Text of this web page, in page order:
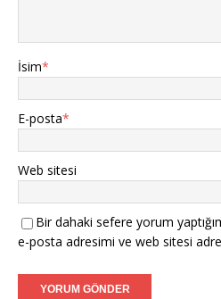
İsim*
E-posta*
Web sitesi
Bir dahaki sefere yorum
e-posta adresimi ve web sitesi